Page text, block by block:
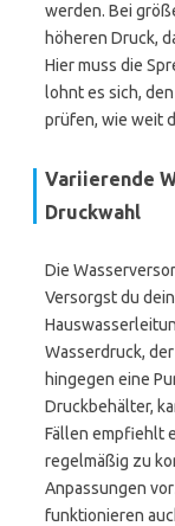
werden. Bei
höheren Druck,
Hier muss die
lohnt es sich,
prüfen, wie weit
Variierende
Druckwahl
Die
Versorgst du
Wasserdruck,
hingegen eine
Druckbehälter,
Fällen empfiehlt
regelmäßig zu
Anpassungen
funktionieren